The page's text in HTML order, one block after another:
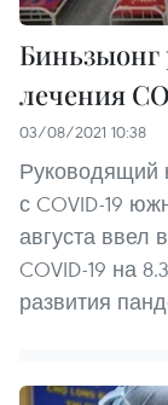
Биньзыонг
лечения
03/08/2021 10:38
Руководящий
с COVID-19
августа ввел
COVID-19 на
развития